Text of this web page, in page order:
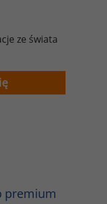
ze świata
premium